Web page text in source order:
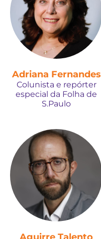
Adriana Fernandes
Colunista e repórter
especial da Folha de
S.Paulo